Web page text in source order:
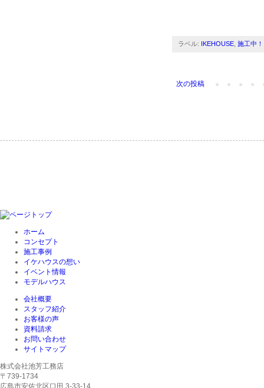
ラベル: IKEHOUSE 施工中！
次の投稿
ホーム
コンセプト
施工事例
イケハウスの想い
イベント情報
モデルハウス
会社概要
スタッフ紹介
お客様の声
資料請求
お問い合わせ
サイトマップ
株式会社池芳工務店
〒739-1734
広島市安佐北区口田 3-33-14